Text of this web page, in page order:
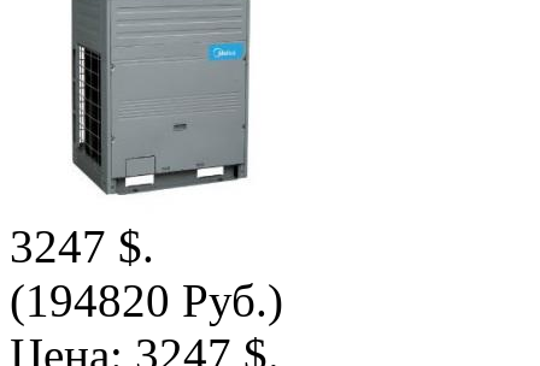
3247 $.
(194820 Руб.)
Цена: 3247 $.